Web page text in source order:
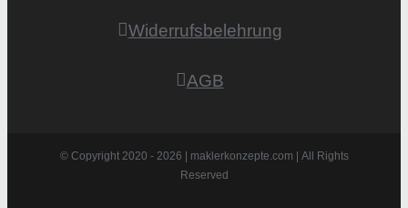
Widerrufsbelehrung
AGB
© Copyright 2020 - 2026 | maklerkonzepte.com | All Rights
Reserved